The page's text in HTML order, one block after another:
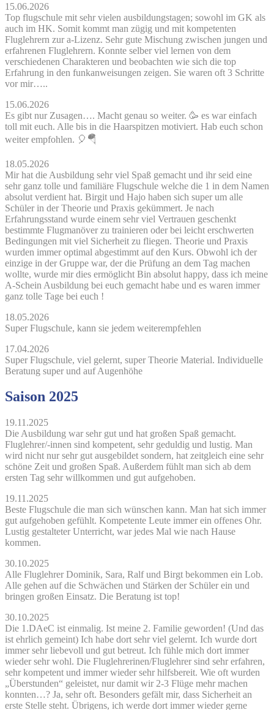
15.06.2026
Top flugschule mit sehr vielen ausbildungstagen; sowohl im GK als
auch im HK. Somit kommt man zügig und mit kompetenten
Fluglehrern zur a-Lizenz. Sehr gute Mischung zwischen jungen und
erfahrenen Fluglehrern. Konnte selber viel lernen von dem
verschiedenen Charakteren und beobachten wie sich die top
Erfahrung in den funkanweisungen zeigen. Sie waren oft 3 Schritte
vor mir…..
15.06.2026
Es gibt nur Zusagen…. Macht genau so weiter. 🥳 es war einfach
toll mit euch. Alle bis in die Haarspitzen motiviert. Hab euch schon
weiter empfohlen. 🎈🪂
18.05.2026
Mir hat die Ausbildung sehr viel Spaß gemacht und ihr seid eine
sehr ganz tolle und familiäre Flugschule welche die 1 in dem Namen
absolut verdient hat. Birgit und Hajo haben sich super um alle
Schüler in der Theorie und Praxis gekümmert. Je nach
Erfahrungsstand wurde einem sehr viel Vertrauen geschenkt
bestimmte Flugmanöver zu trainieren oder bei leicht erschwerten
Bedingungen mit viel Sicherheit zu fliegen. Theorie und Praxis
wurden immer optimal abgestimmt auf den Kurs. Obwohl ich der
einzige in der Gruppe war, der die Prüfung an dem Tag machen
wollte, wurde mir dies ermöglicht Bin absolut happy, dass ich meine
A-Schein Ausbildung bei euch gemacht habe und es waren immer
ganz tolle Tage bei euch !
18.05.2026
Super Flugschule, kann sie jedem weiterempfehlen
17.04.2026
Super Flugschule, viel gelernt, super Theorie Material. Individuelle
Beratung super und auf Augenhöhe
Saison 2025
19.11.2025
Die Ausbildung war sehr gut und hat großen Spaß gemacht.
Fluglehrer/-innen sind kompetent, sehr geduldig und lustig. Man
wird nicht nur sehr gut ausgebildet sondern, hat zeitgleich eine sehr
schöne Zeit und großen Spaß. Außerdem fühlt man sich ab dem
ersten Tag sehr willkommen und gut aufgehoben.
19.11.2025
Beste Flugschule die man sich wünschen kann. Man hat sich immer
gut aufgehoben gefühlt. Kompetente Leute immer ein offenes Ohr.
Lustig gestalteter Unterricht, war jedes Mal wie nach Hause
kommen.
30.10.2025
Alle Fluglehrer Dominik, Sara, Ralf und Birgt bekommen ein Lob.
Alle gehen auf die Schwächen und Stärken der Schüler ein und
bringen großen Einsatz. Die Beratung ist top!
30.10.2025
Die 1.DAeC ist einmalig. Ist meine 2. Familie geworden! (Und das
ist ehrlich gemeint) Ich habe dort sehr viel gelernt. Ich wurde dort
immer sehr liebevoll und gut betreut. Ich fühle mich dort immer
wieder sehr wohl. Die Fluglehrerinen/Fluglehrer sind sehr erfahren,
sehr kompetent und immer wieder sehr hilfsbereit. Wie oft wurden
„Überstunden“ geleistet, nur damit wir 2-3 Flüge mehr machen
konnten…? Ja, sehr oft. Besonders gefält mir, dass Sicherheit an
erste Stelle steht. Übrigens, ich werde dort immer wieder gerne